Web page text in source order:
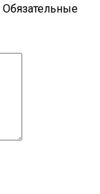
Обязательные